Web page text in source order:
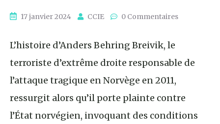
17 janvier 2024 CCIE 0 Commentaires
L’histoire d’Anders Behring Breivik, le
terroriste d’extrême droite responsable de
l’attaque tragique en Norvège en 2011,
ressurgit alors qu’il porte plainte contre
l’État norvégien, invoquant des conditions